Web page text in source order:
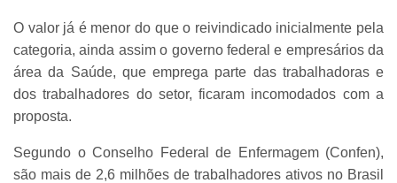
O valor já é menor do que o reivindicado inicialmente pela
categoria, ainda assim o governo federal e empresários da
área da Saúde, que emprega parte das trabalhadoras e
dos trabalhadores do setor, ficaram incomodados com a
proposta.
Segundo o Conselho Federal de Enfermagem (Confen),
são mais de 2,6 milhões de trabalhadores ativos no Brasil